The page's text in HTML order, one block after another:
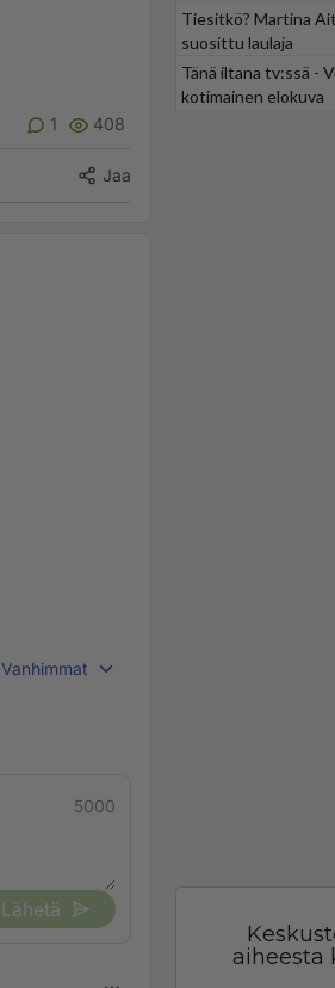
1 408
Jaa
Vanhimmat
5000
Lähetä
Tiesitkö? Martina
suosittu laulaja
Tänä iltana tv:ssä -
kotimainen elokuva
aiheesta